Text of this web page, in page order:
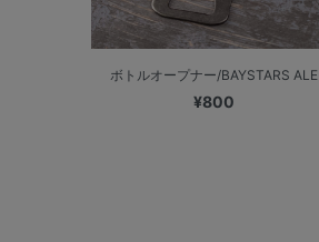
ボトルオープナー/BAYSTARS ALE
¥800